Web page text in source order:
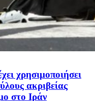
χρησιμοποιήσει
ακριβείας
στο Ιράν